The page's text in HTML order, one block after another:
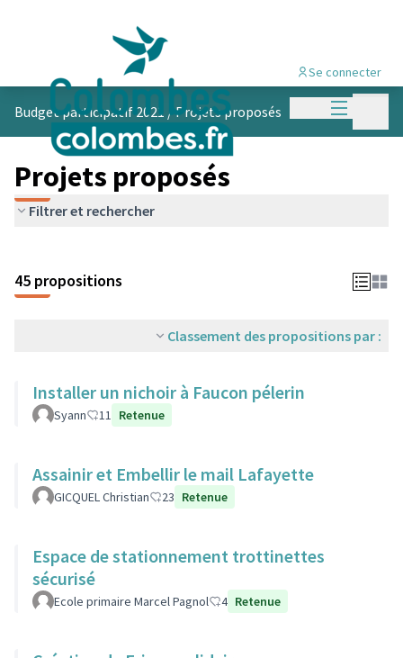
Menu
Se connecter
Budget participatif 2021 /Projets proposés
Projets proposés
Filtrer et rechercher
45 propositions
Classement des propositions par :
Installer un nichoir à Faucon pélerin
Syann 11 Retenue
Assainir et Embellir le mail Lafayette
GICQUEL Christian 23 Retenue
Espace de stationnement trottinettes
sécurisé
Ecole primaire Marcel Pagnol 4 Retenue